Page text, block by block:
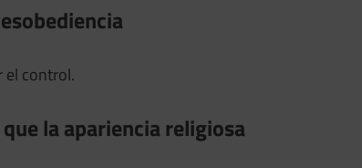
el control.
la apariencia religiosa